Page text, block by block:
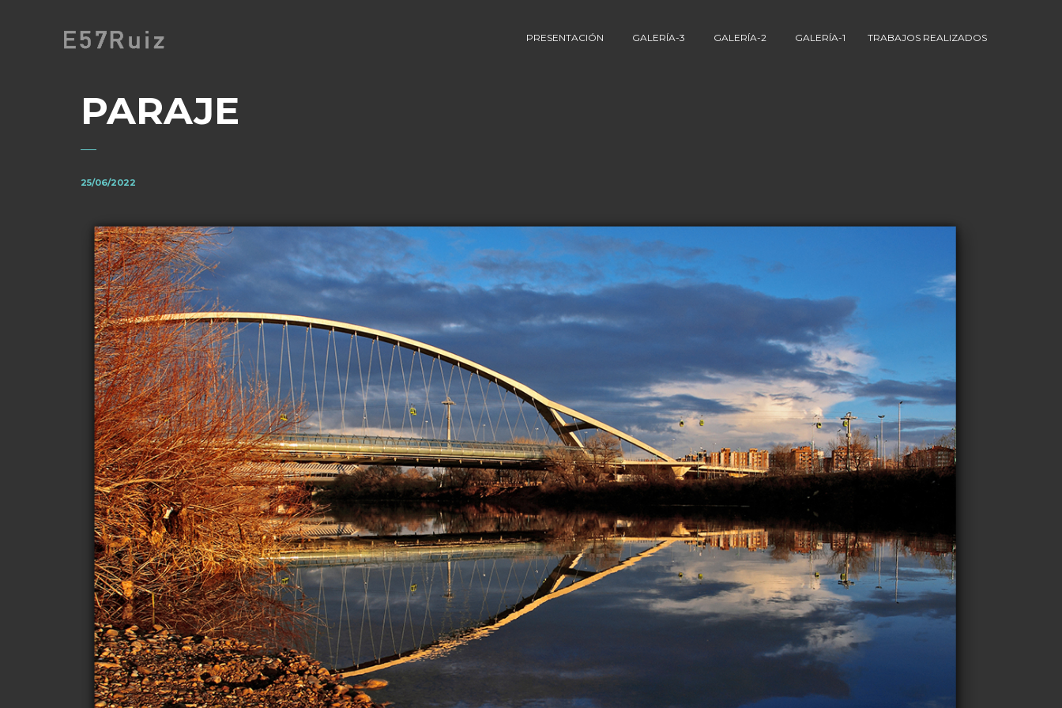
PRESENTACIÓN GALERÍA-3 GALERÍA-2 GALERÍA-1 TRABAJOS REALIZADOS
PARAJE
25/06/2022